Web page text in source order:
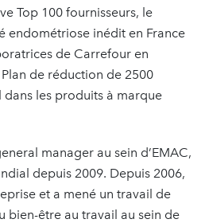
Top 100 fournisseurs, le
endométriose inédit en France
de Carrefour en
de réduction de 2500
dans les produits à marque
manager au sein d’EMAC,
depuis 2009. Depuis 2006,
et a mené un travail de
être au travail au sein de